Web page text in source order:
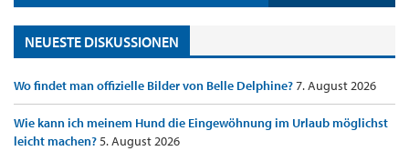
NEUESTE DISKUSSIONEN
Wo findet man offizielle Bilder von Belle Delphine?7. August 2026
Wie kann ich meinem Hund die Eingewöhnung im Urlaub möglichst
leicht machen?5. August 2026